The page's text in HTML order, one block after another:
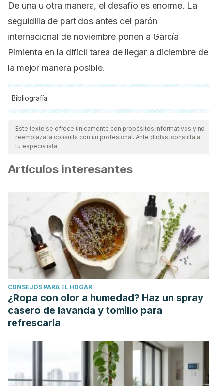
De una u otra manera, el desafío es enorme. La
seguidilla de partidos antes del parón
internacional de noviembre ponen a García
Pimienta en la difícil tarea de llegar a diciembre de
la mejor manera posible.
Bibliografía
Todas las fuentes citadas fueron revisadas a profundidad por
nuestro equipo, para asegurar su calidad, confiabilidad,
vigencia y validez.La bibliografía de este artículo fue
científica.
De Hoyo, M., Naranjo-Orellana, J., Carrasco, L., Sañudo, B.,
Jiménez-Barroca, J. J., & Domínguez-Cobo, S. (2013).
Revisión sobre la lesión de la musculatura isquiotibial en el
deporte: factores de riesgo y estrategias para su
prevención.Revista andaluza de medicina del
deporte,
(1), 30-37. https://scielo.isciii.es/scielo.php?
pid=S1888-75462013000100007&script=sci_arttext
Hägglund, M., Waldén, M., & Ekstrand, J. (2013). Risk
factors for lower extremity muscle injury in professional
soccer: the UEFA Injury Study.
The American journal of
sports medicine
(2), 327-335.
Este texto se ofrece únicamente con propósitos informativos y no
reemplaza la consulta con un profesional. Ante dudas, consulta a
tu especialista.
Artículos interesantes
CONSEJOS PARA EL HOGAR
¿Ropa con olor a humedad? Haz un spray
casero de lavanda y tomillo para
refrescarla